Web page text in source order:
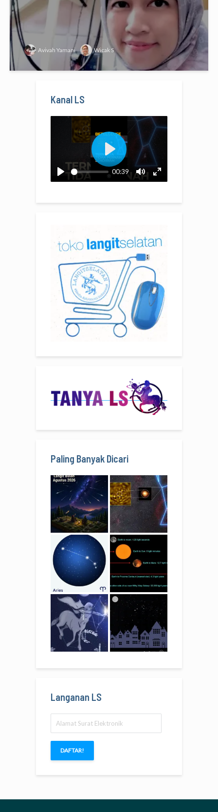
Avivah Yamani Wicak S
Kanal LS
Paling Banyak Dicari
Langanan LS
Surat
Elektronik
DAFTAR!